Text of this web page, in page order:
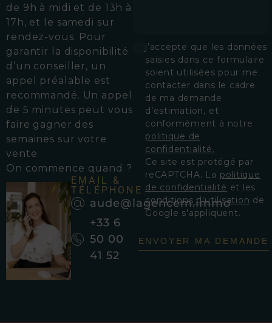
de 9h à midi et de 13h à
17h, et le samedi sur
rendez-vous. Pour
garantir la disponibilité
d’un conseiller, un
appel préalable est
recommandé. Un appel
de 5 minutes peut vous
faire gagner des
semaines sur votre
vente.
On commence quand ?
EMAIL &
TÉLÉPHONE
aude@lagencem.immo
+33 6
50 00
41 52
j’accepte que les données
saisies dans ce formulaire
soient utilisées pour me
contacter dans le cadre
de ma demande
d’estimation, et
conformément à notre
politique de
confidentialité.
Ce site est protégé par
reCAPTCHA. La politique
de confidentialité et les
conditions d'utilisation de
Google s'appliquent.
ENVOYER MA DEMANDE